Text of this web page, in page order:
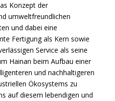
Konzept der
umweltfreundlichen
und dabei eine
Fertigung als Kern sowie
Service als seine
Hainan beim Aufbau einer
und nachhaltigeren
Ökosystems zu
auf diesem lebendigen und